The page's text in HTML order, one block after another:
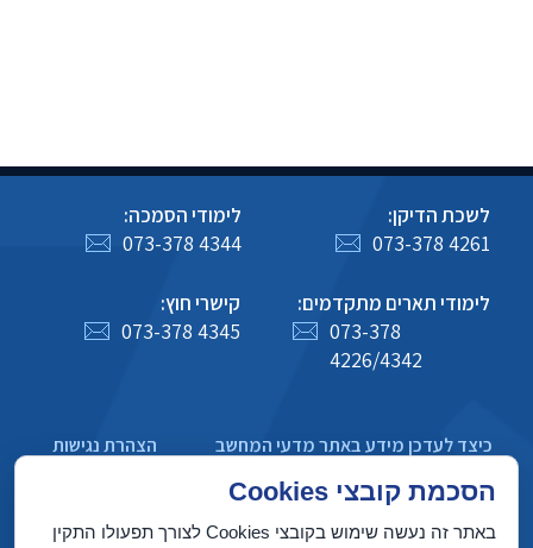
לשכת הדיקן:
073-378 4261
לימודי הסמכה:
073-378 4344
לימודי תארים מתקדמים:
073-378
4226/4342
קישרי חוץ:
073-378 4345
כיצד לעדכן מידע באתר מדעי המחשב
הצהרת נגישות
מדיניות פרטיות הסכמת קובצי Cookies
באתר זה נעשה שימוש בקובצי Cookies לצורך תפעולו התקין